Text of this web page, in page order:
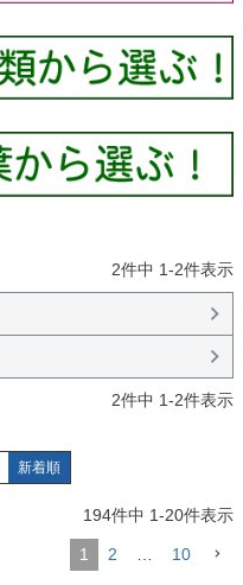
2件中 1-2件表示
2件中 1-2件表示
新着順
194件中 1-20件表示
1 2 10